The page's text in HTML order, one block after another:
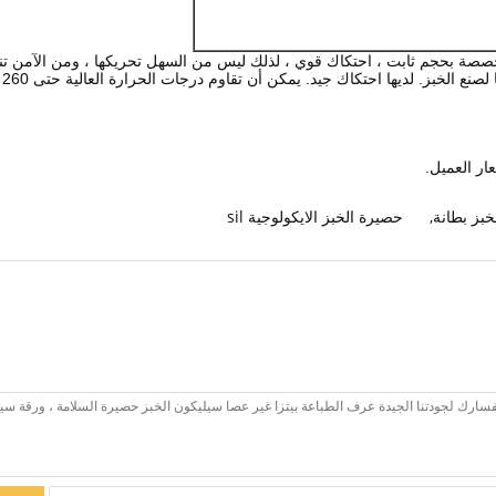
بحجم ثابت ، احتكاك قوي ، لذلك ليس من السهل تحريكها ، ومن الآمن
الخبز.
لديها احتكاك جيد.
العميل.
بطانة, حصيرة الخبز الايكولوجية sil